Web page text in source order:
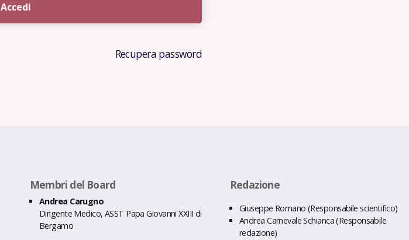
Accedi
Recupera password
Membri del Board
Andrea Carugno
Dirigente Medico, ASST Papa Giovanni XXIII di
Bergamo
Redazione
Giuseppe Romano (Responsabile scientifico)
Andrea Carnevale Schianca (Responsabile
redazione)